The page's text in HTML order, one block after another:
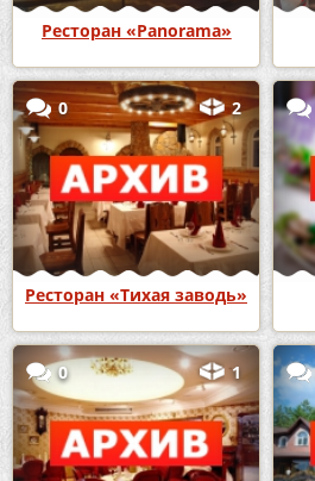
Ресторан «Panorama»
0 2
Ресторан «Тихая заводь»
0 1